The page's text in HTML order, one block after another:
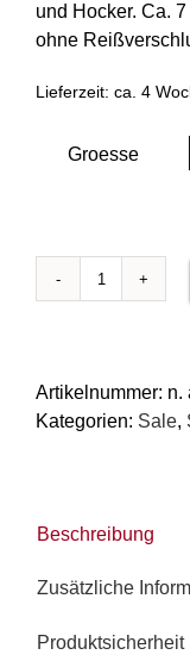
und Hocker. Ca.
ohne
Lieferzeit: ca. 4
Groesse
Auflagen
-
Serie
Panama
Braun
Artikelnummer: n.
Kategorien: Sale,
Beschreibung
Zusätzliche
Produktsicherheit